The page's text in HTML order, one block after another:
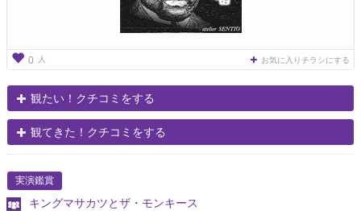
0 人 お気に入りチラシにする
観たい！クチコミをする
観てきた！クチコミをする
実演鑑賞
キングマサカツとザ・モンキース